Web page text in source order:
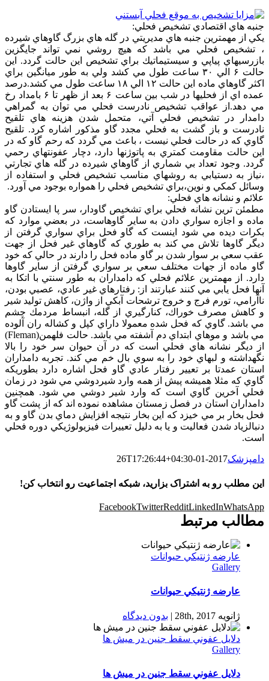
جنبه هاي اقتصادي تشخيص فحلي:
يكي از مهمترين جنبه هاي مديريتي در گله هاي بزرگ گاوهاي شيرده
، تشخيص فحلي مي باشد كه هيچ روشي نمي تواند جايگزين
بازرسيهاي پياپي و سيستيماتيك براي تشخيص اين حالت گردد. اين
حالت ۶ الي ۳۰ ساعت طول مي كشد ولي به طور ميانگين براي
اكثر گاوهاي ماده اين حالت ۱۲ الي ۱۸ ساعت طول مي كشد.درصد
عمده اي از فحليها در شب بين ساعت ۶ بعد از ظهر تا ۶ بامداد رخ
مي دهد.از عواقب تشخيص نادرست فحلي مي توان به گمراهي
دامدار در تشخيص فحلي آتي، متحمل شدن هزينه هاي تلقيح
نادرست و باز گشت به فحلي مجدد گاو مذكور اشاره كرد. تلقيح
گاوي كه در حالت فحلي نيست ، باعث مي گردد كه رحم گاو كه در
اين حالت مقاومت كمتري به پاتوژنها دارد، دچار عفونتهاي رحمي
گردد. وجود تعداد بي شماري از گاوهاي شيرده در گله هاي تجارتي
،نياز به دستيابي به روشهاي مناسب تشخيص فحلي و استفاده از
وسائل كمكي و نوين،براي تشخيص فحلي را همواره بوجود مي آورد.
علائم و نشانه هاي فحلي:
مطمئن ترين نشانه فحلي براي تشخيص گاودار، سر پا ايستادن گاو
ماده و اجازه سواري دادن به ساير گاوهاست، در بعضي موارد كه
بكرات ديده مي شود اينست كه گاو فحل براي سواري گرفتن از
ديگر گاوها تلاش مي كند به طوري كه گاوهاي غير فحل از جهت
عقب سعي بر سوار شدن بر گاو ماده فحل را دارند در حالي كه خود
گاو ماده از جهات مختلف سعي بر سواري گرفتن از ساير گاوها
دارد. از مهمترين علائم فحلي كه دامداران به طور سنتي با اتكا به
آنها فحل يابي مي كنند عبارتند از: رفتارهاي غير عادي، عصبي بودن،
ناآرامي، تورم فرج و خروج ترشحات آبكي از واژن، كاهش توليد شير
و كاهش مصرف خوراك، كنارگيري از گله، انبساط مردمك چشم
مي باشد. گاوي كه فحل شده معمولا داراي كپل و كشاله ران آلوده
مي باشد و موهاي ابتداي دم آشفته مي باشد. حالت فلهمن(Fleman)
از ديگر نشانه هاي فحلي است كه در آن حيوان سر خود را بالا
نگهداشته و لبهاي خود را به سوي بال خم مي كند. تجربه دامداران
استان عمدتا بر تعيير رفتار عادي گاو فحل اشاره دارد بطوريكه
گاوي كه مثلا هميشه پيش از همه وارد شيردوشي مي شود در زمان
فحلي آخرين گاوي است كه وارد شير دوشي مي شود. همچنين
دامداران استان در فصل زمستان مشاهده نموده اند كه از پشت گاو
فحل بخار بر مي خيزد كه اين بخار نتيجه افزايش دماي بدن گاو و به
دنبالزياد شدن فعاليت و يا به دليل تعييرات فيزيولوژيكي دوره فحلي
است.
دامپزشک2017-01-26T17:26:44+04:30
این مطلب رو به اشتراک بزارید، شبکه اجتماعیت رو انتخاب کن!
FacebookTwitterRedditLinkedInWhatsApp
مطالب مرتبط
عارضه ژنتيكي حیوانات
Gallery
عارضه ژنتيكي حیوانات
ژانویه 28th, 2017 | بدون ديدگاه
دلایل عفوني سقط جنين در ميش ها
Gallery
دلایل عفوني سقط جنين در ميش ها